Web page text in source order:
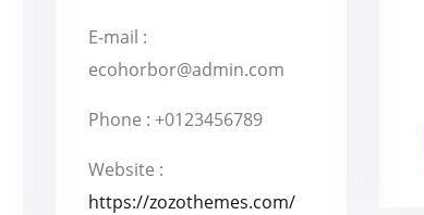
E-mail :
ecohorbor@admin.com
Phone : +0123456789
Website :
https://zozothemes.com/